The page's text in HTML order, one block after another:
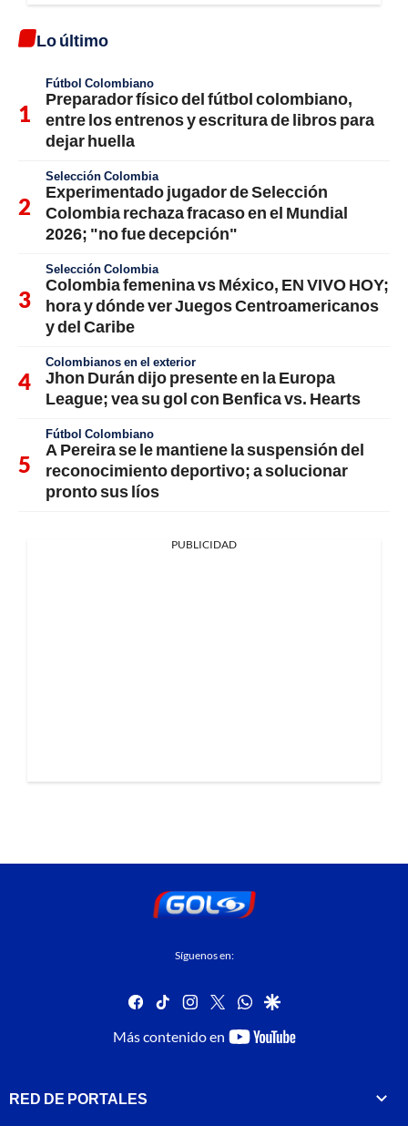
Lo último
Fútbol Colombiano
Preparador físico del fútbol colombiano,
entre los entrenos y escritura de libros para
dejar huella
Selección Colombia
Experimentado jugador de Selección
Colombia rechaza fracaso en el Mundial
2026; "no fue decepción"
Selección Colombia
Colombia femenina vs México, EN VIVO HOY;
hora y dónde ver Juegos Centroamericanos
y del Caribe
Colombianos en el exterior
Jhon Durán dijo presente en la Europa
League; vea su gol con Benfica vs. Hearts
Fútbol Colombiano
A Pereira se le mantiene la suspensión del
reconocimiento deportivo; a solucionar
pronto sus líos
PUBLICIDAD
Síguenos en:
facebook
tiktok instagram
twitterwhatsapp
google
Más contenido en
youtube-
RED DE PORTALES